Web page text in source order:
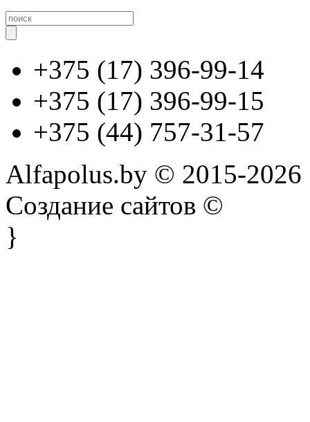
+375 (17) 396-99-14
+375 (17) 396-99-15
+375 (44) 757-31-57
Alfapolus.by © 2015-2026
Создание сайтов ©
}